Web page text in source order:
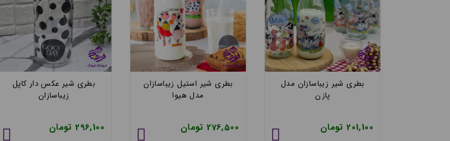
بطری طرح دار زیباسازان
مدل ارس
248,000 تومان
بطری شیر زیباسازان مدل
پازن
201,100 تومان
بطری شیر استیل زیباسازان
مدل هیوا
276,500 تومان